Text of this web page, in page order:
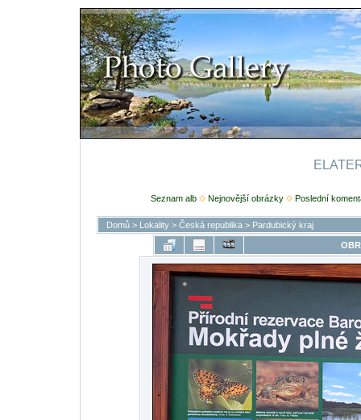
Seznam alb Nejnovější obrázky Poslední
Domů> Lokality> Česká republika> Pardubický kraj